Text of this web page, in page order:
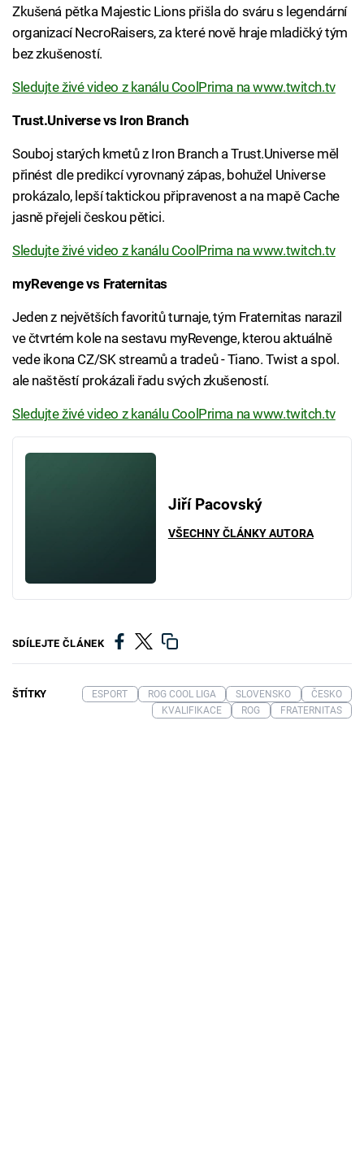
Zkušená pětka Majestic Lions přišla do sváru s legendární
organizací NecroRaisers, za které nově hraje mladičký tým
bez zkušeností.
Sledujte živé video z kanálu CoolPrima na www.twitch.tv
Trust.Universe vs Iron Branch
Souboj starých kmetů z Iron Branch a Trust.Universe měl
přinést dle predikcí vyrovnaný zápas, bohužel Universe
prokázalo, lepší taktickou připravenost a na mapě Cache
jasně přejeli českou pětici.
Sledujte živé video z kanálu CoolPrima na www.twitch.tv
myRevenge vs Fraternitas
Jeden z největších favoritů turnaje, tým Fraternitas narazil
ve čtvrtém kole na sestavu myRevenge, kterou aktuálně
vede ikona CZ/SK streamů a tradeů - Tiano. Twist a spol.
ale naštěstí prokázali řadu svých zkušeností.
Sledujte živé video z kanálu CoolPrima na www.twitch.tv
Jiří Pacovský
VŠECHNY ČLÁNKY AUTORA
SDÍLEJTE ČLÁNEK
ŠTÍTKY ESPORT ROG COOL LIGA SLOVENSKO
ČESKO
KVALIFIKACE
ROG FRATERNITAS